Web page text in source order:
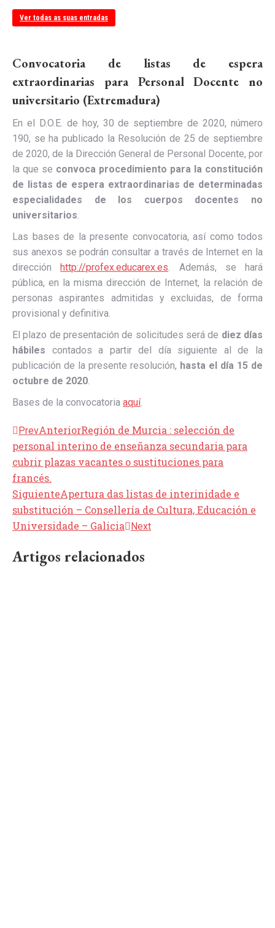
Ver todas as suas entradas
Convocatoria de listas de espera
extraordinarias para Personal Docente no
universitario (Extremadura)
En el D.O.E. de hoy, 30 de septiembre de 2020, número
190, se ha publicado la Resolución de 25 de septiembre
de 2020, de la Dirección General de Personal Docente, por
la que se convoca procedimiento para la constitución
de listas de espera extraordinarias de determinadas
especialidades de los cuerpos docentes no
universitarios.
Las bases de la presente convocatoria, así como todos
sus anexos se podrán consultar a través de Internet en la
direcciónhttp://profex.educarex.es. Además, se hará
pública, en la misma dirección de Internet, la relación de
personas aspirantes admitidas y excluidas, de forma
provisional y definitiva.
El plazo de presentación de solicitudes será de diez días
hábiles contados a partir del día siguiente al de la
publicación de la presente resolución, hasta el día 15 de
octubre de 2020.
Bases de la convocatoria aquí.
PrevAnteriorRegión de Murcia : selección de
personal interino de enseñanza secundaria para
cubrir plazas vacantes o sustituciones para
francés.
SiguienteApertura das listas de interinidade e
substitución – Consellería de Cultura, Educación e
Universidade – Galicia
Next
Artigos relacionados